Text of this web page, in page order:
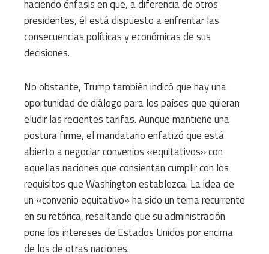
haciendo énfasis en que, a diferencia de otros
presidentes, él está dispuesto a enfrentar las
consecuencias políticas y económicas de sus
decisiones.
No obstante, Trump también indicó que hay una
oportunidad de diálogo para los países que quieran
eludir las recientes tarifas. Aunque mantiene una
postura firme, el mandatario enfatizó que está
abierto a negociar convenios «equitativos» con
aquellas naciones que consientan cumplir con los
requisitos que Washington establezca. La idea de
un «convenio equitativo» ha sido un tema recurrente
en su retórica, resaltando que su administración
pone los intereses de Estados Unidos por encima
de los de otras naciones.